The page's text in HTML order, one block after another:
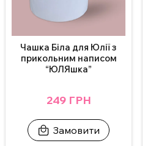
Чашка Біла для Юлії з
прикольним написом
“ЮЛЯшка”
249 ГРН
Замовити